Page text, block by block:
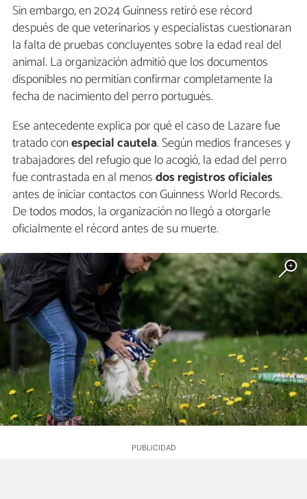
Sin embargo, en 2024 Guinness retiró ese récord
después de que veterinarios y especialistas cuestionaran
la falta de pruebas concluyentes sobre la edad real del
animal. La organización admitió que los documentos
disponibles no permitían confirmar completamente la
fecha de nacimiento del perro portugués.
Ese antecedente explica por qué el caso de Lazare fue
tratado conespecial cautela. Según medios franceses y
trabajadores del refugio que lo acogió, la edad del perro
fue contrastada en al menosdos registros oficiales
antes de iniciar contactos con Guinness World Records.
De todos modos, la organización no llegó a otorgarle
oficialmente el récord antes de su muerte.